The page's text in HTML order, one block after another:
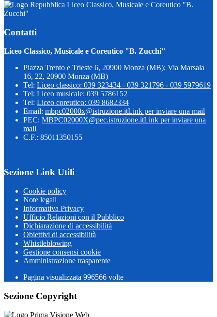
Liceo Classico, Musicale e Coreutico "B.
Zucchi"
Contatti
Liceo Classico, Musicale e Coreutico "B. Zucchi"
Piazza Trento e Trieste 6, 20900 Monza (MB); Via Marsala
16, 22, 20900 Monza (MB)
Tel: Liceo classico: 039 323434 - 039 321796 - 039 5979619
Tel: Liceo musicale: 039 5786152
Tel: Liceo coreutico: 039 8682334
Email: mbpc02000x@istruzione.itLink per inviare una mail
PEC: MBPC02000X@pec.istruzione.itLink per inviare una
mail
C.F.: 85011350155
Sezione Link Utili
Cookie policy
Note legali
Informativa Privacy
Ufficio Relazioni con il Pubblico
Dichiarazione di accessibilità
Obiettivi di accessibilità
Whistleblowing
Gestione consensi cookie
Amministrazione trasparente
Pagina visualizzata 996566 volte
Sezione Copyright